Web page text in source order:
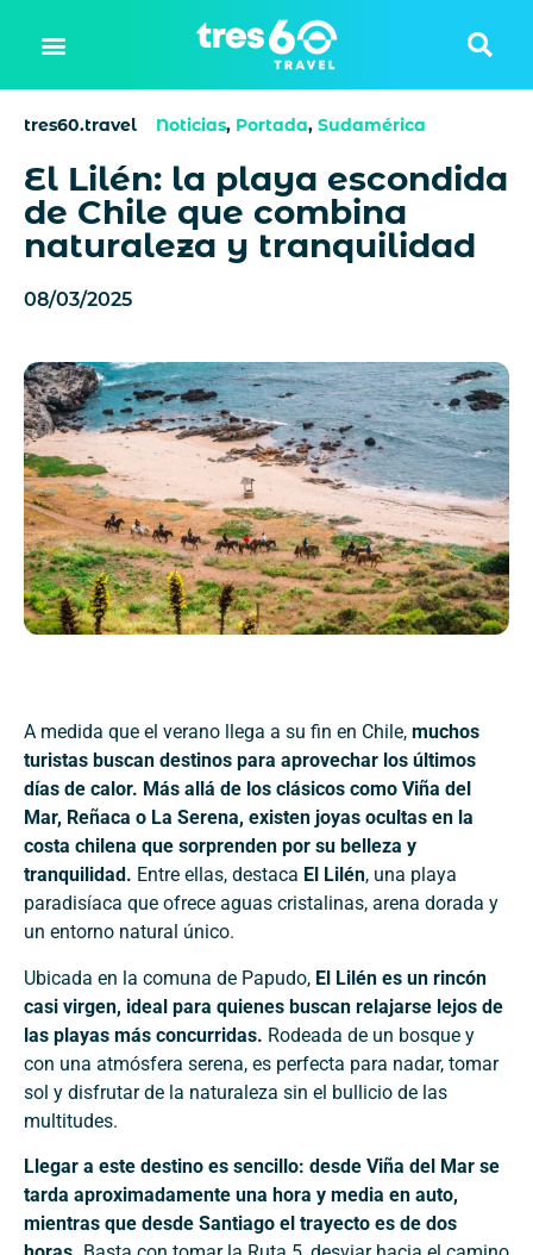
tres60.travel Noticias, Portada, Sudamérica
El Lilén: la playa escondida
de Chile que combina
naturaleza y tranquilidad
08/03/2025
A medida que el verano llega a su fin en Chile, muchos
turistas buscan destinos para aprovechar los últimos
días de calor. Más allá de los clásicos como Viña del
Mar, Reñaca o La Serena, existen joyas ocultas en la
costa chilena que sorprenden por su belleza y
tranquilidad. Entre ellas, destaca El Lilén, una playa
paradisíaca que ofrece aguas cristalinas, arena dorada y
un entorno natural único.
Ubicada en la comuna de Papudo, El Lilén es un rincón
casi virgen, ideal para quienes buscan relajarse lejos de
las playas más concurridas. Rodeada de un bosque y
con una atmósfera serena, es perfecta para nadar, tomar
sol y disfrutar de la naturaleza sin el bullicio de las
multitudes.
Llegar a este destino es sencillo: desde Viña del Mar se
tarda aproximadamente una hora y media en auto,
mientras que desde Santiago el trayecto es de dos